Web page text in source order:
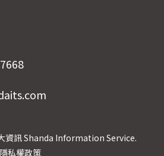
訊 Shanda Information Service.
隱私權政策